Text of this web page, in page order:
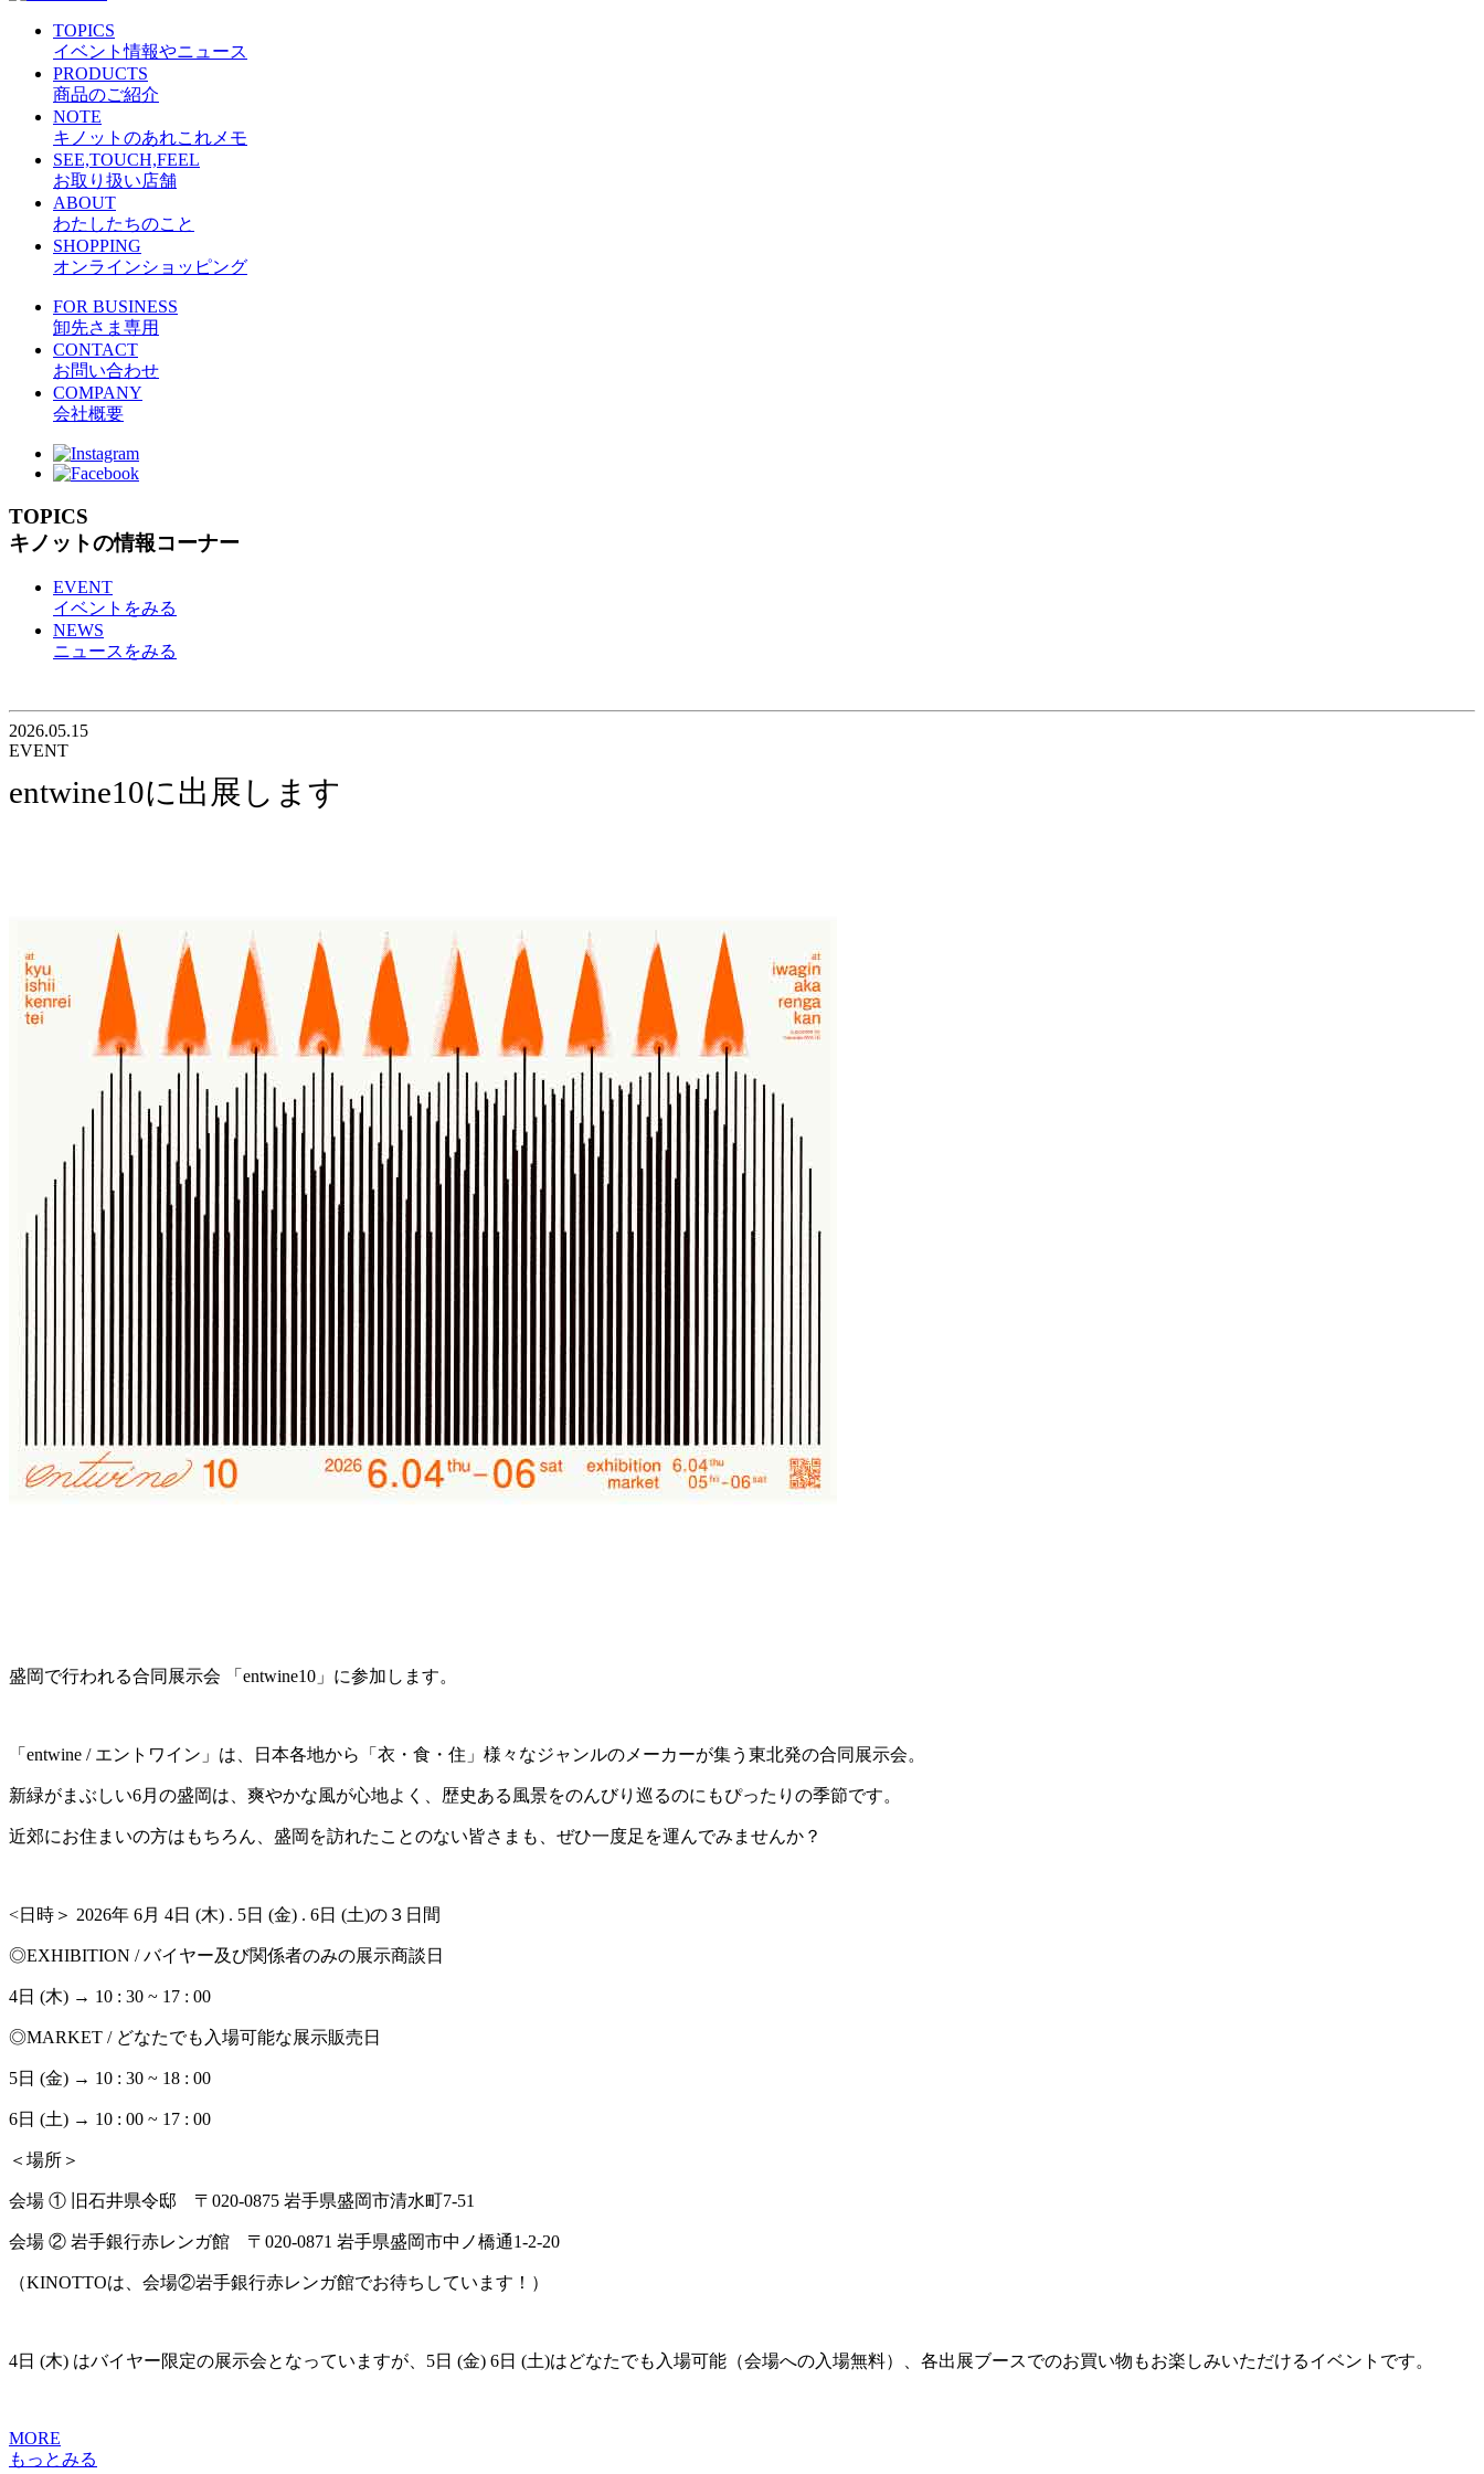
TOPICS
イベント情報やニュース
PRODUCTS
商品のご紹介
NOTE
キノットのあれこれメモ
SEE,TOUCH,FEEL
お取り扱い店舗
ABOUT
わたしたちのこと
SHOPPING
オンラインショッピング
FOR BUSINESS
卸先さま専用
CONTACT
お問い合わせ
COMPANY
会社概要
TOPICS
キノットの情報コーナー
EVENT
イベントをみる
NEWS
ニュースをみる
2026.05.15
EVENT
entwine10に出展します
盛岡で行われる合同展示会 「entwine10」に参加します。
「entwine / エントワイン」は、日本各地から「衣・食・住」様々なジャンルのメーカーが集う東北発の合同展示会。
新緑がまぶしい6月の盛岡は、爽やかな風が心地よく、歴史ある風景をのんびり巡るのにもぴったりの季節です。
近郊にお住まいの方はもちろん、盛岡を訪れたことのない皆さまも、ぜひ一度足を運んでみませんか？
<日時＞ 2026年 6月 4日 (木) . 5日 (金) . 6日 (土)の３日間
◎EXHIBITION / バイヤー及び関係者のみの展示商談日
4日 (木) → 10 : 30 ~ 17 : 00
◎MARKET / どなたでも入場可能な展示販売日
5日 (金) → 10 : 30 ~ 18 : 00
6日 (土) → 10 : 00 ~ 17 : 00
＜場所＞
会場 ① 旧石井県令邸 〒020-0875 岩手県盛岡市清水町7-51
会場 ② 岩手銀行赤レンガ館 〒020-0871 岩手県盛岡市中ノ橋通1-2-20
（KINOTTOは、会場②岩手銀行赤レンガ館でお待ちしています！）
4日 (木) はバイヤー限定の展示会となっていますが、5日 (金) 6日 (土)はどなたでも入場可能（会場への入場無料）、各出展ブースでのお買い物もお楽しみいただけるイベントです。
MORE
もっとみる